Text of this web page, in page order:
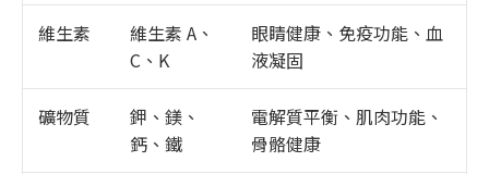
維生素
維生素 A、
C、K
眼睛健康、免疫功能、血
液凝固
礦物質
鉀、鎂、
鈣、鐵
電解質平衡、肌肉功能、
骨骼健康